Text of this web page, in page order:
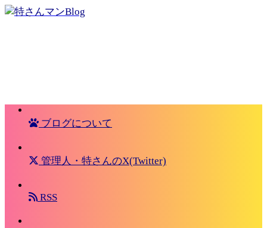
ブログについて
管理人・特さんのX(Twitter)
RSS